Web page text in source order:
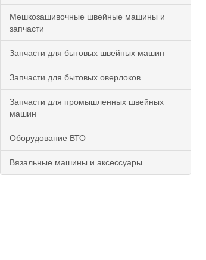
Мешкозашивочные швейные машины и
запчасти
Запчасти для бытовых швейных машин
Запчасти для бытовых оверлоков
Запчасти для промышленных швейных
машин
Оборудование ВТО
Вязальные машины и аксессуары